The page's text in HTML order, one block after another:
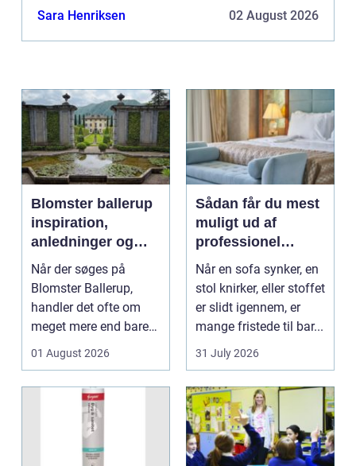
Prisen på en gulvafslibning. Jo, ser du. Den
Sara Henriksen 02 August 2026
Blomster ballerup
inspiration,
anledninger og
lokale muligheder
Når der søges på
Blomster Ballerup,
handler det ofte om
meget mere end bare
Blomste...
01 August 2026
Sådan får du mest
muligt ud af
professionel
møbelpolstring
Når en sofa synker, en
stol knirker, eller stoffet
er slidt igennem, er
mange fristede til bar...
31 July 2026